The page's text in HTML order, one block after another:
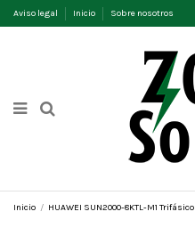
Aviso legal Inicio Sobre nosotros
Inicio HUAWEI SUN2000-8KTL-M1 Trifásico